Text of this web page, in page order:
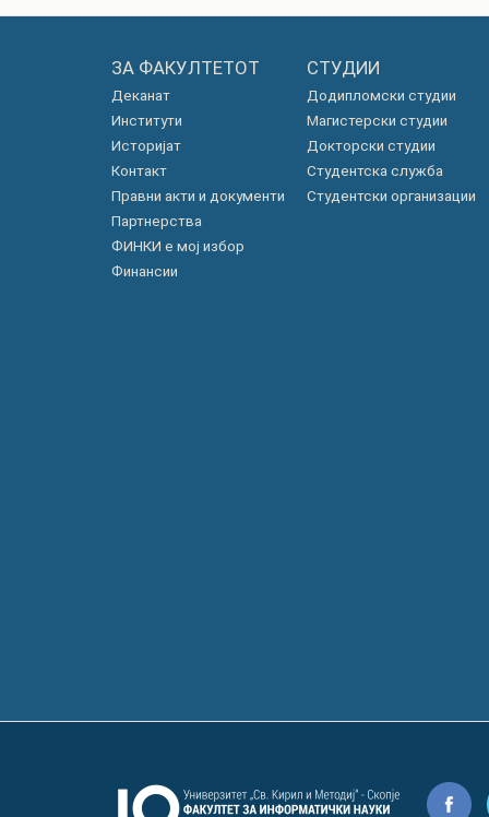
ЗА ФАКУЛТЕТОТ
Деканат
Институти
Историјат
Контакт
Правни акти и документи
Партнерства
ФИНКИ е мој избор
Финансии
СТУДИИ
Додипломски студии
Магистерски студии
Докторски студии
Студентска служба
Студентски организации